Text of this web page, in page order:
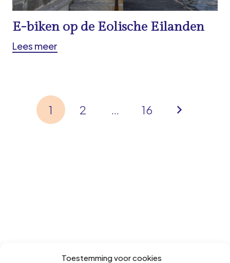
Toestemming voor cookies
E-biken op de Eolische Eilanden
Lees meer
1 2 … 16